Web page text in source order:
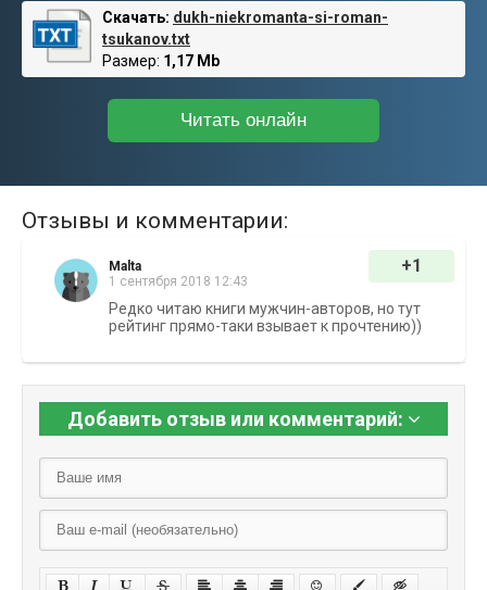
Скачать: dukh-niekromanta-si-roman-
tsukanov.txt
Размер: 1,17 Mb
Читать онлайн
Отзывы и комментарии:
Malta
1 сентября 2018 12:43
+1
Редко читаю книги мужчин-авторов, но тут
рейтинг прямо-таки взывает к прочтению))
Добавить отзыв или комментарий: